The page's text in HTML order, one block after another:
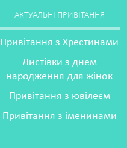
АКТУАЛЬНІ ПРИВІТАННЯ
Привітання з Хрестинами
Листівки з днем
народження для жінок
Привітання з ювілеєм
Привітання з іменинами